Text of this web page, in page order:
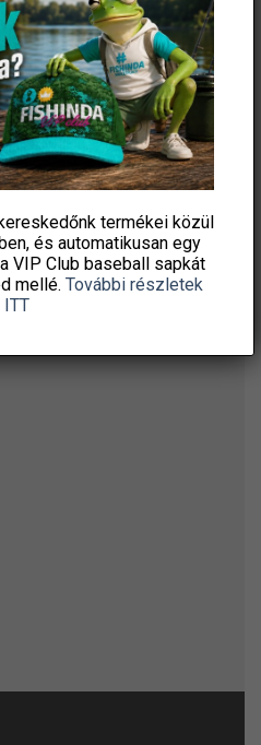
terméknek
több
variációja
van.
A
változatok
a
termékoldalon
ki
IRATKOZZ FEL A
termékei közül
és automatikusan egy
VIP Club baseball sapkát
mellé. További részletek
ITT